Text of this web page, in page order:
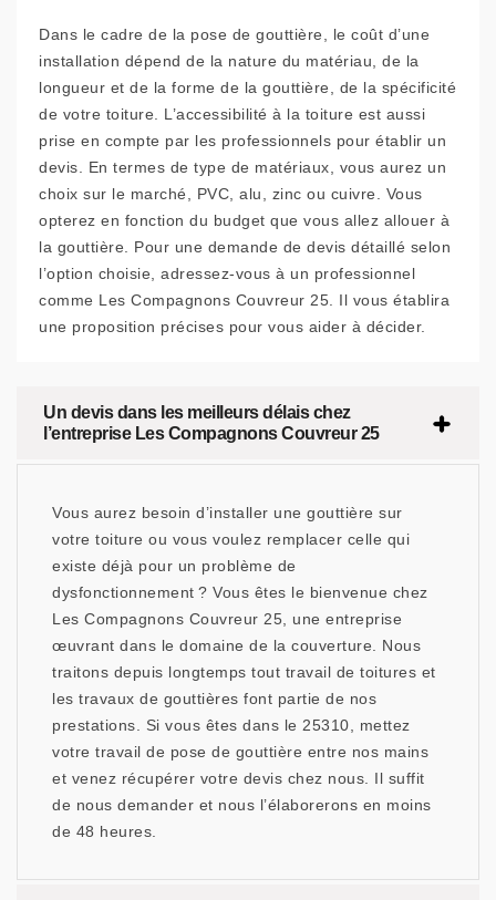
Dans le cadre de la pose de gouttière, le coût d’une
installation dépend de la nature du matériau, de la
longueur et de la forme de la gouttière, de la spécificité
de votre toiture. L’accessibilité à la toiture est aussi
prise en compte par les professionnels pour établir un
devis. En termes de type de matériaux, vous aurez un
choix sur le marché, PVC, alu, zinc ou cuivre. Vous
opterez en fonction du budget que vous allez allouer à
la gouttière. Pour une demande de devis détaillé selon
l’option choisie, adressez-vous à un professionnel
comme Les Compagnons Couvreur 25. Il vous établira
une proposition précises pour vous aider à décider.
Un devis dans les meilleurs délais chez
l’entreprise Les Compagnons Couvreur 25
Vous aurez besoin d’installer une gouttière sur
votre toiture ou vous voulez remplacer celle qui
existe déjà pour un problème de
dysfonctionnement ? Vous êtes le bienvenue chez
Les Compagnons Couvreur 25, une entreprise
œuvrant dans le domaine de la couverture. Nous
traitons depuis longtemps tout travail de toitures et
les travaux de gouttières font partie de nos
prestations. Si vous êtes dans le 25310, mettez
votre travail de pose de gouttière entre nos mains
et venez récupérer votre devis chez nous. Il suffit
de nous demander et nous l’élaborerons en moins
de 48 heures.